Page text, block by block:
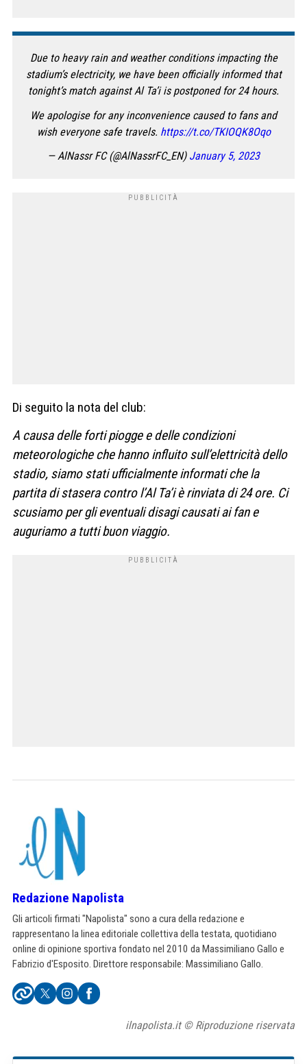
Due to heavy rain and weather conditions impacting the
stadium’s electricity, we have been officially informed that
tonight’s match against Al Ta’i is postponed for 24 hours.
We apologise for any inconvenience caused to fans and
wish everyone safe travels. https://t.co/TKIOQK8Oqo
— AlNassr FC (@AlNassrFC_EN) January 5, 2023
Di seguito la nota del club:
A causa delle forti piogge e delle condizioni
meteorologiche che hanno influito sull’elettricità dello
stadio, siamo stati ufficialmente informati che la
partita di stasera contro l’Al Ta’i è rinviata di 24 ore. Ci
scusiamo per gli eventuali disagi causati ai fan e
auguriamo a tutti buon viaggio.
Redazione Napolista
Gli articoli firmati "Napolista" sono a cura della redazione e
rappresentano la linea editoriale collettiva della testata, quotidiano
online di opinione sportiva fondato nel 2010 da Massimiliano Gallo e
Fabrizio d'Esposito. Direttore responsabile: Massimiliano Gallo.
ilnapolista.it © Riproduzione riservata